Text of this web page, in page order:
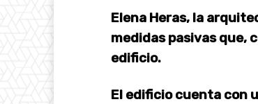
Elena Heras, la
medidas pasivas que,
edificio.
El edificio cuenta con